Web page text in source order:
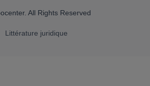
All Rights Reserved
Littérature juridique